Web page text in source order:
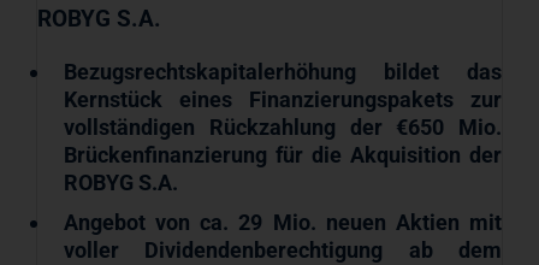
ROBYG S.A.
Bezugsrechtskapitalerhöhung bildet das
Kernstück eines Finanzierungspakets zur
vollständigen Rückzahlung der €650 Mio.
Brückenfinanzierung für die Akquisition der
ROBYG S.A.
Angebot von ca. 29 Mio. neuen Aktien mit
voller Dividendenberechtigung ab dem